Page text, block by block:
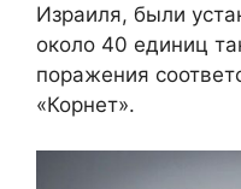
Израиля, были
около 40 единиц
поражения
«Корнет».